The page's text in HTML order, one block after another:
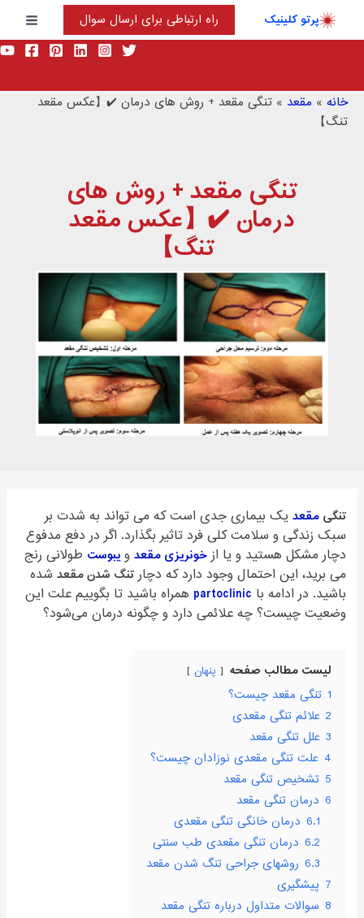
پرتو کلینیک راه ارتباطی برای ارسال سوال
Main
خانه » مقعد » تنگی مقعد + روش های درمان ✔️【عکس مقعد
تنگ】
تنگی مقعد + روش های
درمان ✔️【عکس مقعد
تنگ】
تنگیمقعدیک بیماری جدی است که می تواند به شدت بر
سبک زندگی و سلامت کلی فرد تاثیر بگذارد. اگر در دفع مدفوع
دچار مشکل هستید و یا ازخونریزی مقعد ویبوست طولانی رنج
می برید، این احتمال وجود دارد که دچارتنگ شدن مقعد شده
باشید. در ادامه با partoclinic همراه باشید تا بگوییم علت این
وضعیت چیست؟ چه علائمی دارد و چگونه درمان می‌شود؟
لیست مطالب صفحه پنهان
1 تنگی مقعد چیست؟
2 علائم تنگی مقعدی
3 علل تنگی مقعد
4 علت تنگی مقعدی نوزادان چیست؟
5 تشخیص تنگی مقعد
6 درمان تنگی مقعد
6.1 درمان خانگی تنگی مقعدی
6.2 درمان تنگی مقعدی طب سنتی
6.3 روشهای جراحی تنگ شدن مقعد
7 پیشگیری
8 سوالات متداول درباره تنگی مقعد